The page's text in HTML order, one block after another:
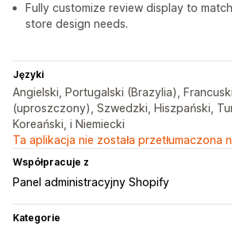
Fully customize review display to
store design needs.
Języki
Angielski, Portugalski (Brazylia),
(uproszczony), Szwedzki, Hiszpański,
Koreański, i Niemiecki
Ta aplikacja nie została przetłumaczona
Współpracuje z
Panel administracyjny Shopify
Kategorie